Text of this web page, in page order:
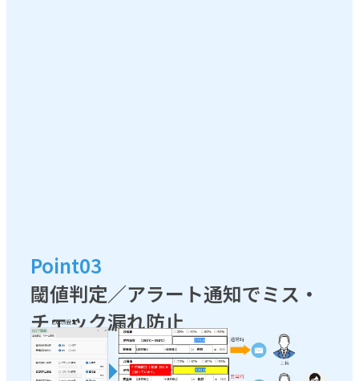
Point03
閾値判定／アラート通知でミス・
チェック漏れ防止